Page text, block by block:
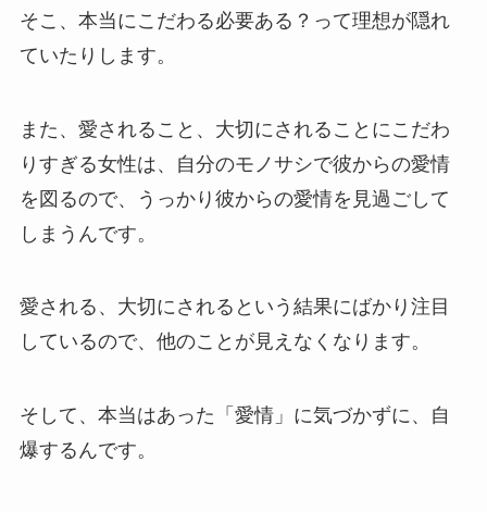
そこ、本当にこだわる必要ある？って理想が隠れ
ていたりします。
また、愛されること、大切にされることにこだわ
りすぎる女性は、自分のモノサシで彼からの愛情
を図るので、うっかり彼からの愛情を見過ごして
しまうんです。
愛される、大切にされるという結果にばかり注目
しているので、他のことが見えなくなります。
そして、本当はあった「愛情」に気づかずに、自
爆するんです。